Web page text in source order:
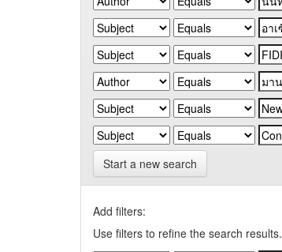
Start a new search
Add filters:
Use filters to refine the search results.